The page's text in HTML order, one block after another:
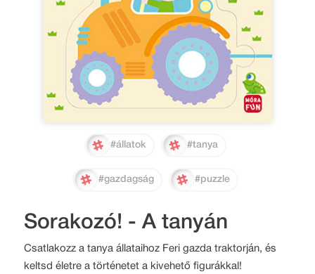
#állatok #tanya
#gazdagság #puzzle
Sorakozó! - A tanyán
Csatlakozz a tanya állataihoz Feri gazda traktorján, és
keltsd életre a történetet a kivehető figurákkal!